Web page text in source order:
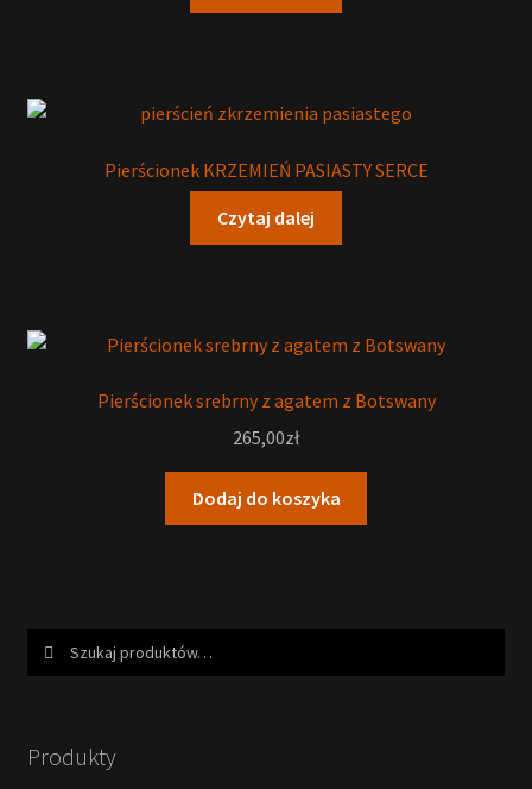
Pierścionek KRZEMIEŃ PASIASTY SERCE
Czytaj dalej
Pierścionek srebrny z agatem z Botswany
265,00zł
Dodaj do koszyka
Produkty